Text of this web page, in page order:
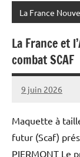
La France
La France et
combat SCAF
9 juin 2026
Admins
Maquette à
futur (Scaf)
PIERMONT Le